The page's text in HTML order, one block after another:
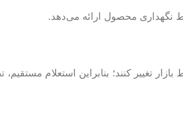
نگهداری محصول ارائه می‌دهد.
تغییر کنند؛ بنابراین استعلام